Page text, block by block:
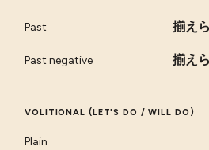
Past 揃え
Past negative 揃え
VOLITIONAL (LET'S DO / WILL DO)
Plain